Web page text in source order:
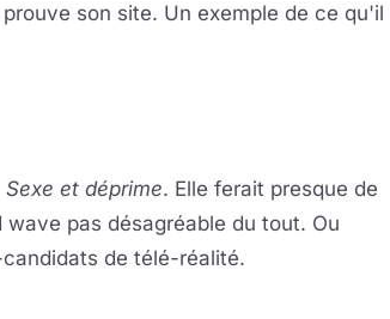
son site. Un exemple de ce qu'il
Sexe et déprime. Elle ferait presque de
pas désagréable du tout. Ou
de télé-réalité.